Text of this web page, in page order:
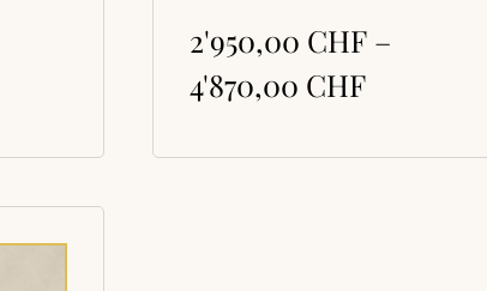
2'950,00 CHF –
4'870,00 CHF